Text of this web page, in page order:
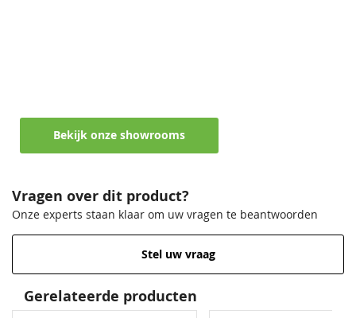
Funderingsmaat inclusief
funderingsbalken
Diepte
250 cm
EAN code 8711471104921
Bekijk onze showrooms
Vragen over dit product?
Onze experts staan klaar om uw vragen te beantwoorden
Stel uw vraag
Gerelateerde producten